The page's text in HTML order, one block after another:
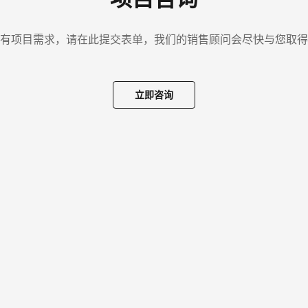
项目需求，请在此提交表单，我们的销售顾问会尽快与您取
立即咨询